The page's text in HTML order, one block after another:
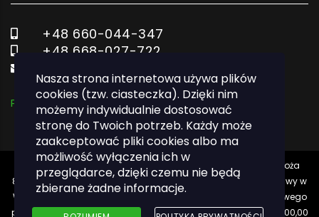
+48 660-044-347
+48 668-027-722
Polityka prywatności
Ekodom.tech Sp. z o.o. z siedzibą w (00-682) Warszawie, ul. Hoża
86/410, zarejestrowana w Sądzie Rejonowym dla m. st. Warszawy w
Warszawie, XII Wydział Gospodarczy Krajowego Rejestru Sądowego
pod nr KRS 0000848420, NIP 7831820784. Kapitał zakładowy 5000,00
Nasza strona internetowa używa plików
cookies (tzw. ciasteczka). Dzięki nim
możemy indywidualnie dostosować
stronę do Twoich potrzeb. Każdy może
zaakceptować pliki cookies albo ma
możliwość wyłączenia ich w
przeglądarce, dzięki czemu nie będą
zbierane żadne informacje.